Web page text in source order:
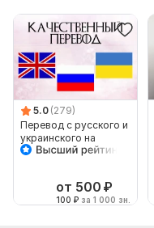
5.0 (279)
Перевод с русского и
украинского на
английский и
от 500 ₽
100 ₽ за 1 000 зн.